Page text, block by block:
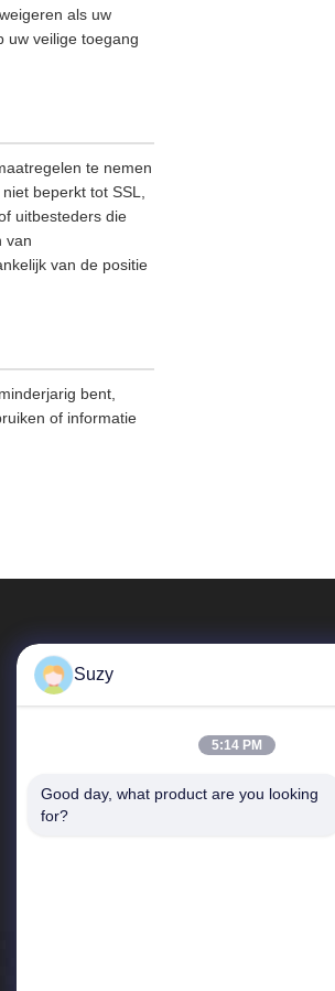
als uw
uw veilige toegang
te nemen
beperkt tot SSL,
uitbesteders die
van
van de positie
bent,
of informatie
Snelkoppelingen
Suzy
5:14 PM
Good day, what product are you looking
for?